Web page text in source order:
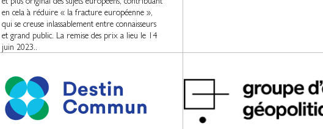
et plus original des sujets européens, contribuant
en cela à réduire « la fracture européenne »,
qui se creuse inlassablement entre connaisseurs
et grand public. La remise des prix a lieu le 14
juin 2023..